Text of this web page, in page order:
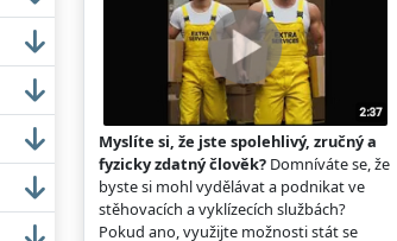
Myslíte si, že jste spolehlivý, zručný a
fyzicky zdatný člověk? Domníváte se, že
byste si mohl vydělávat a podnikat ve
stěhovacích a vyklízecích službách?
Pokud ano, využijte možnosti stát se